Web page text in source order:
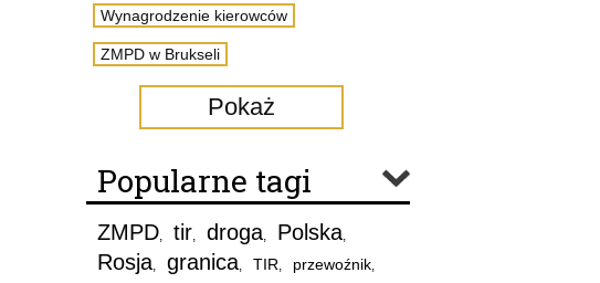
Wynagrodzenie kierowców
ZMPD w Brukseli
Pokaż
Popularne tagi
ZMPD, tir, droga, Polska,
Rosja, granica, TIR, przewoźnik,